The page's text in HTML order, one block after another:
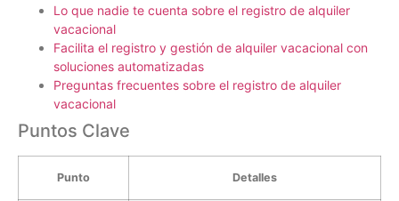
Lo que nadie te cuenta sobre el registro de alquiler
vacacional
Facilita el registro y gestión de alquiler vacacional con
soluciones automatizadas
Preguntas frecuentes sobre el registro de alquiler
vacacional
Puntos Clave
Punto Detalles